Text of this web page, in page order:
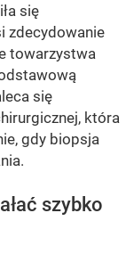
się
zdecydowanie
towarzystwa
się
która
gdy biopsja
szybko